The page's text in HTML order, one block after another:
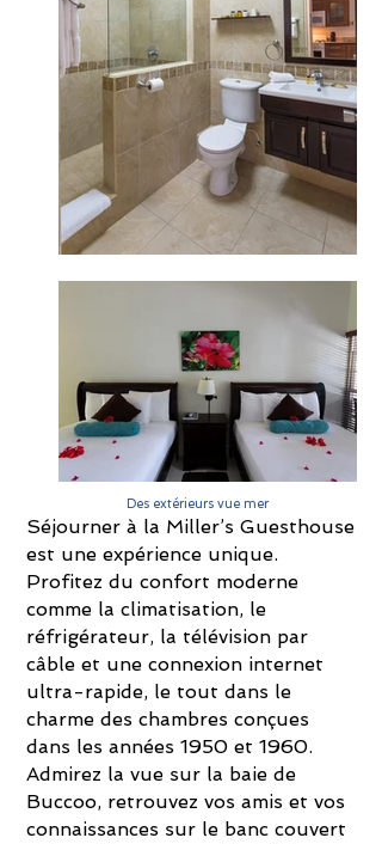
Des extérieurs vue mer
Séjourner à la Miller’s Guesthouse
est une expérience unique.
Profitez du confort moderne
comme la climatisation, le
réfrigérateur, la télévision par
câble et une connexion internet
ultra-rapide, le tout dans le
charme des chambres conçues
dans les années 1950 et 1960.
Admirez la vue sur la baie de
Buccoo, retrouvez vos amis et vos
connaissances sur le banc couvert